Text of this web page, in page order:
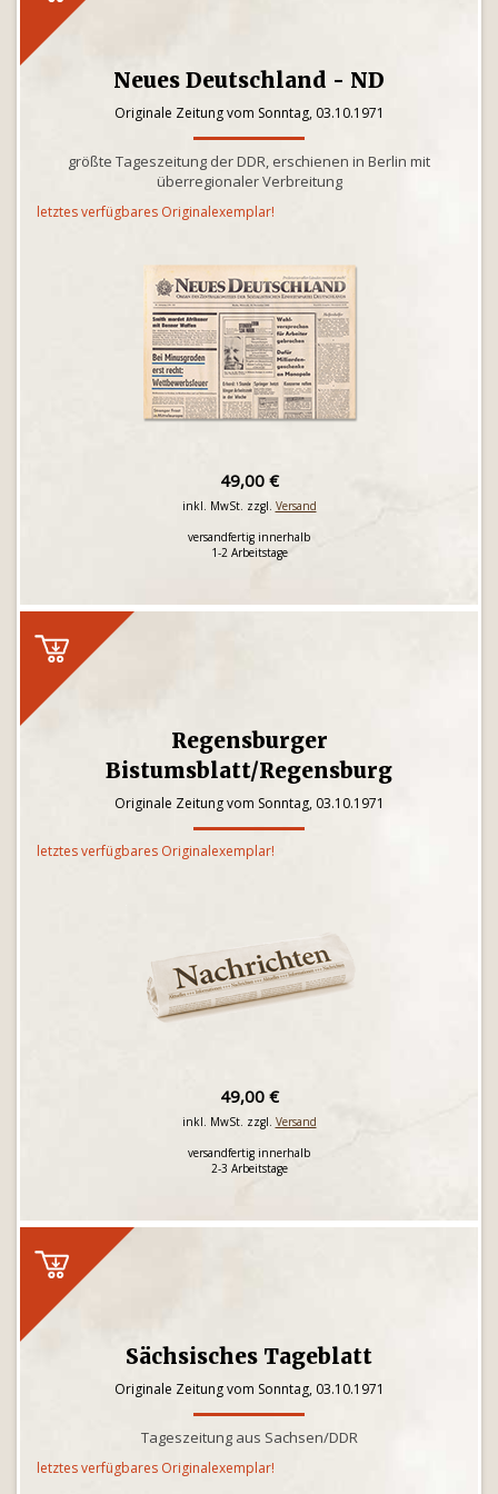
Neues Deutschland - ND
Originale Zeitung vom Sonntag, 03.10.1971
größte Tageszeitung der DDR, erschienen in Berlin mit
überregionaler Verbreitung
letztes verfügbares Originalexemplar!
49,00 €
inkl. MwSt. zzgl. Versand
versandfertig innerhalb
1-2 Arbeitstage
Regensburger
Bistumsblatt/Regensburg
Originale Zeitung vom Sonntag, 03.10.1971
letztes verfügbares Originalexemplar!
49,00 €
inkl. MwSt. zzgl. Versand
versandfertig innerhalb
2-3 Arbeitstage
Sächsisches Tageblatt
Originale Zeitung vom Sonntag, 03.10.1971
Tageszeitung aus Sachsen/DDR
letztes verfügbares Originalexemplar!